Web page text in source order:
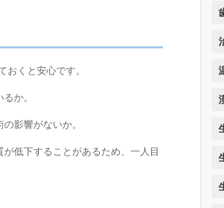
くと安心です。
か。
影響がないか。
低下することがあるため、一人目